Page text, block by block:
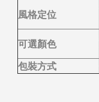
風格定位
可選顏色
包裝方式